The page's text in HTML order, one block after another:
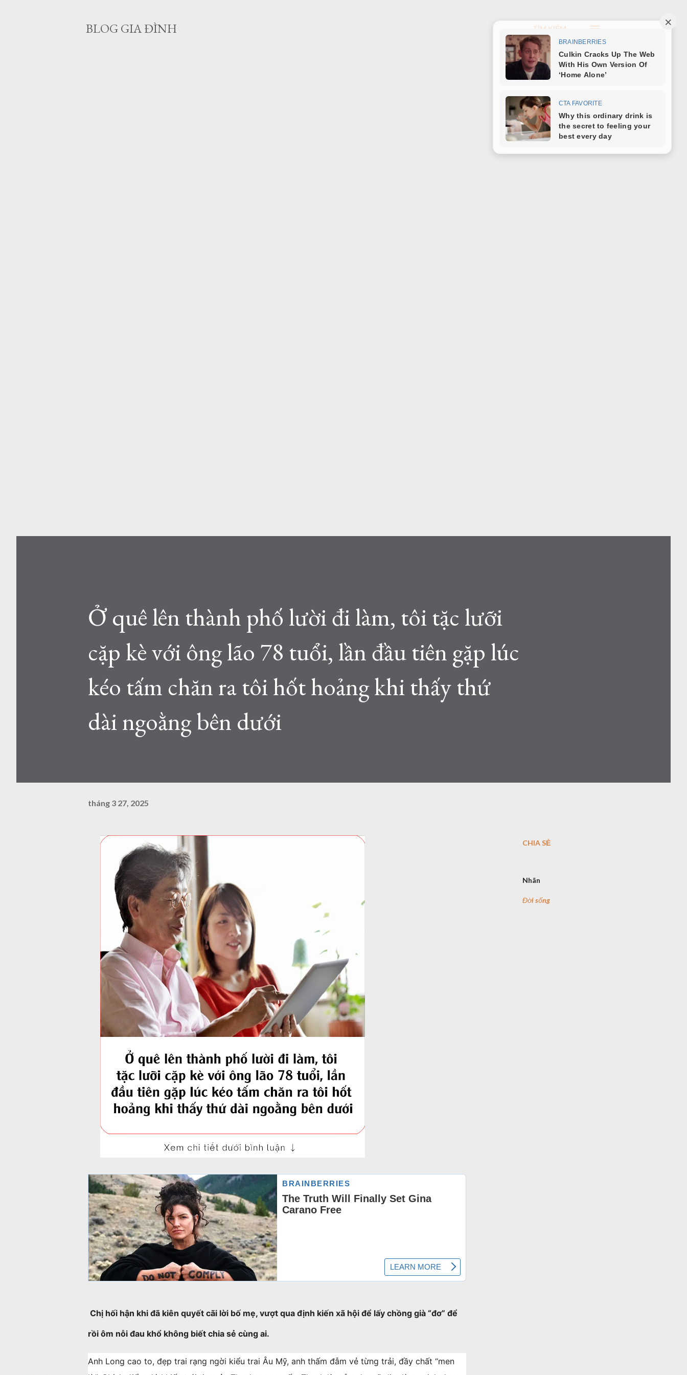
BLOG GIA ĐÌNH TÌM KIẾM
Ở quê lên thành phố lười đi làm, tôi tặc lưỡi
cặp kè với ông lão 78 tuổi, lần đầu tiên gặp lúc
kéo tấm chăn ra tôi hốt hoảng khi thấy thứ
dài ngoằng bên dưới
tháng 3 27, 2025
Chị hối hận khi đã kiên quyết cãi lời bố mẹ, vượt qua định kiến xã hội để lấy chồng già “đơ” để
rồi ôm nỗi đau khổ không biết chia sẻ cùng ai.
Anh Long cao to, đẹp trai rạng ngời kiểu trai Âu Mỹ, anh thấm đẫm vẻ từng trải, đầy chất “men
CHIA SẺ
Nhãn
Đời sống